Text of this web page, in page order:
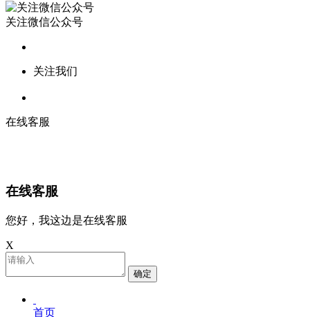
关注微信公众号
关注我们
在线客服
在线客服
您好，我这边是在线客服
X
确定
首页